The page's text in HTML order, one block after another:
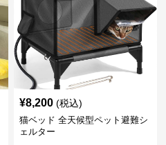
¥8,200 (税込)
猫ベッド 全天候型ペット避難シ
ェルター